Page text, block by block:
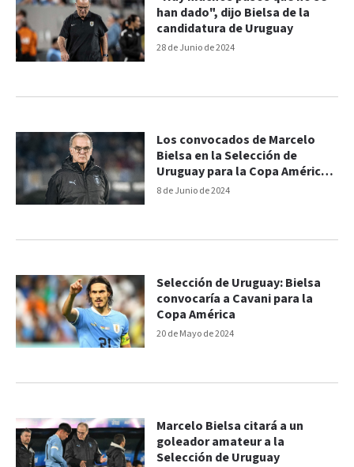
28 de Junio de 2024
han dado", dijo Bielsa de la
candidatura de Uruguay
8 de Junio de 2024
Los convocados de Marcelo
Bielsa en la Selección de
Uruguay para la Copa América
2024
20 de Mayo de 2024
Selección de Uruguay: Bielsa
convocaría a Cavani para la
Copa América
Marcelo Bielsa citará a un
goleador amateur a la
Selección de Uruguay